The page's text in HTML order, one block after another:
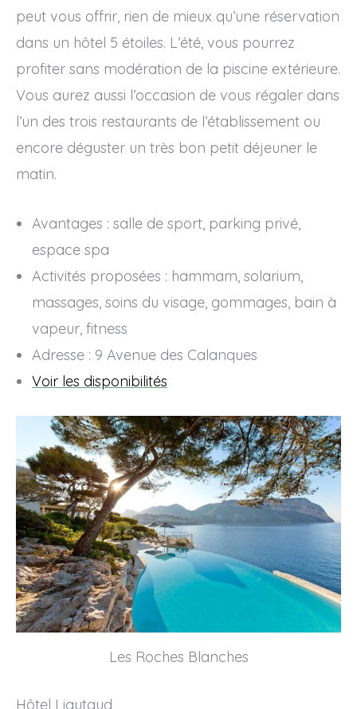
peut vous offrir, rien de mieux qu’une réservation
dans un hôtel 5 étoiles. L’été, vous pourrez
profiter sans modération de la piscine extérieure.
Vous aurez aussi l’occasion de vous régaler dans
l’un des trois restaurants de l’établissement ou
encore déguster un très bon petit déjeuner le
matin.
Avantages : salle de sport, parking privé,
espace spa
Activités proposées : hammam, solarium,
massages, soins du visage, gommages, bain à
vapeur, fitness
Adresse : 9 Avenue des Calanques
Voir les disponibilités
Les Roches Blanches
Hôtel Liautaud